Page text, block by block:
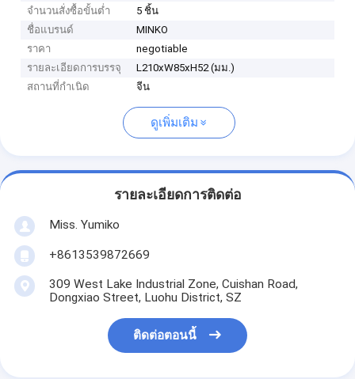
จำนวนสั่งซื้อขั้นต่ำ
5 ชิ้น
ชื่อแบรนด์
MINKO
ราคา
negotiable
รายละเอียดการบรรจุ
L210xW85xH52 (มม.)
สถานที่กำเนิด
จีน
ดูเพิ่มเติม
รายละเอียดการติดต่อ
Miss. Yumiko
+8613539872669
309 West Lake Industrial Zone, Cuishan Road,
Dongxiao Street, Luohu District, SZ
ติดต่อตอนนี้